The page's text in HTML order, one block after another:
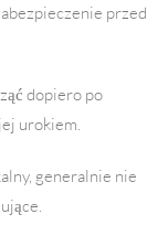
przed
dopiero po
urokiem.
generalnie nie